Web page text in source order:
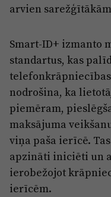
arvien
Smart-ID+ izmanto
standartus, kas
nodrošina, ka
piemēram,
maksājuma
viņa paša ierīcē.
apzināti iniciēti un
ierobežojot
ierīcēm.